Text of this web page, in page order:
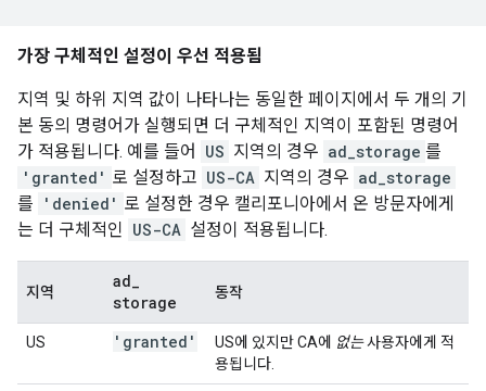
가장 구체적인 설정이 우선 적용됨
지역 및 하위 지역 값이 나타나는 동일한 페이지에서 두 개의 기
본 동의 명령어가 실행되면 더 구체적인 지역이 포함된 명령어
가 적용됩니다. 예를 들어
US 지역의 경우 ad_storage 를
'granted' 로 설정하고 US-CA 지역의 경우 ad_storage
를
'denied' 로 설정한 경우 캘리포니아에서 온 방문자에게
는 더 구체적인 US-CA 설정이 적용됩니다.
지역
ad
storage
동작
US 'granted' US에 있지만 CA에 없는사용자에게 적
용됩니다.